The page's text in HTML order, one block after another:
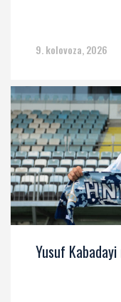
9. kolovoza, 2026
Yusuf